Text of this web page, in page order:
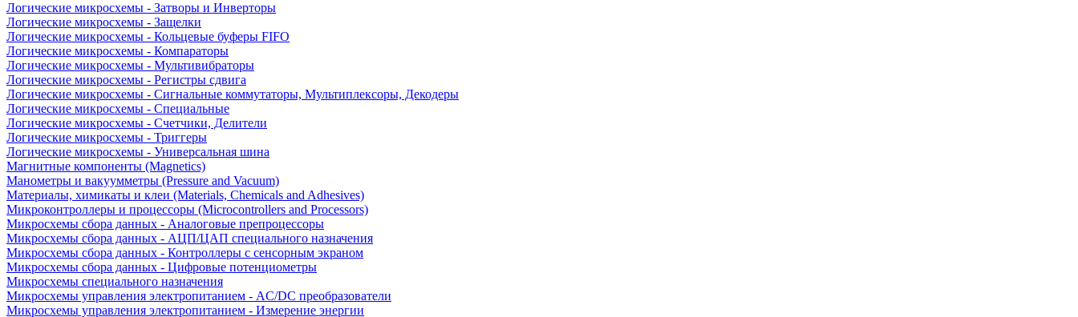
Логические микросхемы - Затворы и Инверторы
Логические микросхемы - Защелки
Логические микросхемы - Кольцевые буферы FIFO
Логические микросхемы - Компараторы
Логические микросхемы - Мультивибраторы
Логические микросхемы - Регистры сдвига
Логические микросхемы - Сигнальные коммутаторы, Мультиплексоры, Декодеры
Логические микросхемы - Специальные
Логические микросхемы - Счетчики, Делители
Логические микросхемы - Триггеры
Логические микросхемы - Универсальная шина
Магнитные компоненты (Magnetics)
Манометры и вакуумметры (Pressure and Vacuum)
Материалы, химикаты и клеи (Materials, Chemicals and Adhesives)
Микроконтроллеры и процессоры (Microcontrollers and Processors)
Микросхемы сбора данных - Аналоговые препроцессоры
Микросхемы сбора данных - АЦП/ЦАП специального назначения
Микросхемы сбора данных - Контроллеры с сенсорным экраном
Микросхемы сбора данных - Цифровые потенциометры
Микросхемы специального назначения
Микросхемы управления электропитанием - AC/DC преобразователи
Микросхемы управления электропитанием - Измерение энергии